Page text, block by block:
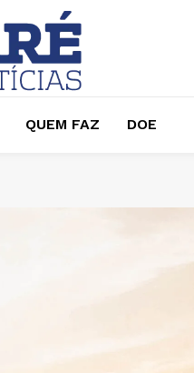
QUEM FAZ DOE